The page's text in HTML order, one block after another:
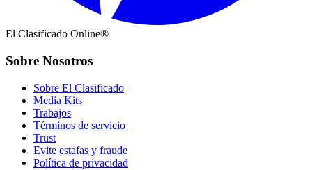
El Clasificado Online®
Sobre Nosotros
Sobre El Clasificado
Media Kits
Trabajos
Términos de servicio
Trust
Evite estafas y fraude
Política de privacidad